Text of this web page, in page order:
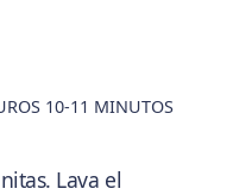
10-11 MINUTOS
Lava el